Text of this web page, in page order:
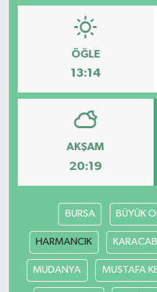
ÖĞLE
13:14
AKŞAM
20:19
BURSA BÜYÜK
HARMANCIK
MUDANYA MUSTAFA